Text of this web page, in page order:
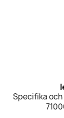
Specifika